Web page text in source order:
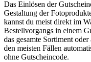
Das Einlösen der
Gestaltung der
kannst du meist direkt im
Bestellvorgangs in einem
das gesamte Sortiment
den meisten Fällen
ohne Gutscheincode.